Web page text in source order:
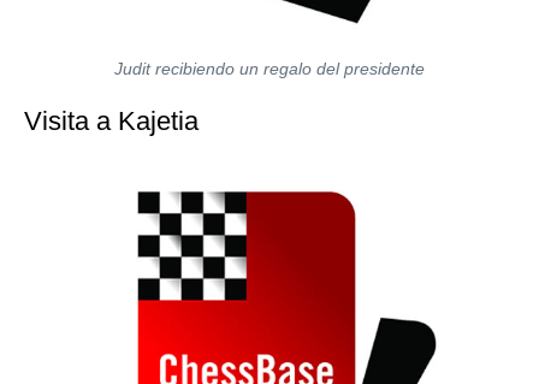
Judit recibiendo un regalo del presidente
Visita a Kajetia